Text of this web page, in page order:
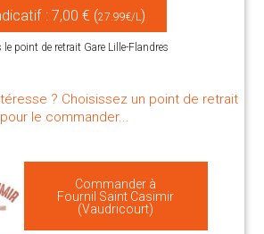
: 7,00 € (27.99€/L)
point de retrait Gare Lille-Flandres
? Choisissez un point de retrait
pour le commander...
Commander à
Fournil Saint Casimir
(Vaudricourt)